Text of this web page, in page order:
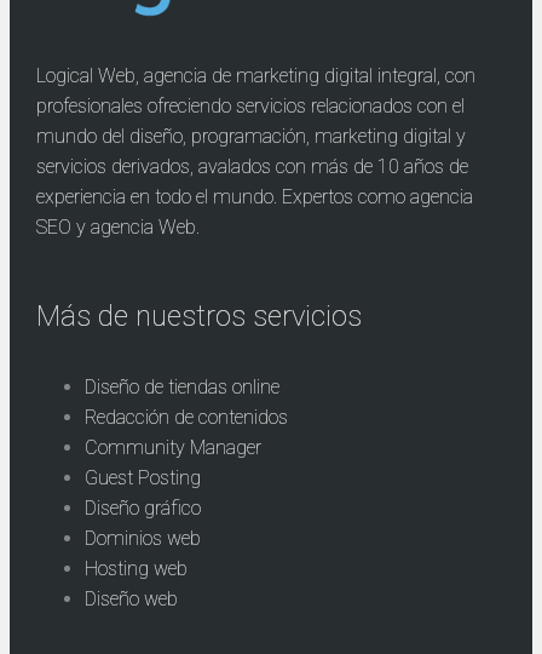
Logical Web, agencia de marketing digital integral, con
profesionales ofreciendo servicios relacionados con el
mundo del diseño, programación, marketing digital y
servicios derivados, avalados con más de 10 años de
experiencia en todo el mundo. Expertos como agencia
SEO y agencia Web.
Más de nuestros servicios
Diseño de tiendas online
Redacción de contenidos
Community Manager
Guest Posting
Diseño gráfico
Dominios web
Hosting web
Diseño web